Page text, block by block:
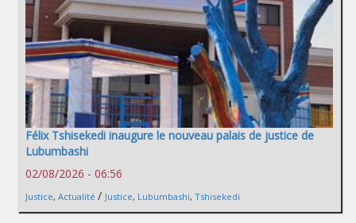
Félix Tshisekedi inaugure le nouveau palais de justice de
Lubumbashi
02/08/2026 - 06:56
Justice, Actualité / Justice, Lubumbashi, Tshisekedi